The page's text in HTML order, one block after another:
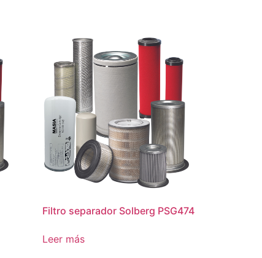
Filtro separador Solberg PSG474
Leer más